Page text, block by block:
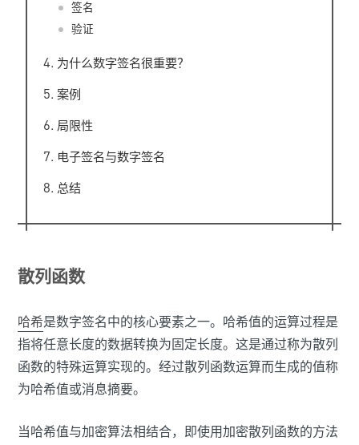
签名
验证
为什么数字签名很重要？
案例
局限性
电子签名与数字签名
总结
散列函数
哈希是数字签名中的核心要素之一。哈希值的运算过程是
指将任意长度的数据转换为固定长度。这是通过称为散列
函数的特殊运算实现的。经过散列函数运算而生成的值称
为哈希值或消息摘要。
当哈希值与加密算法相结合，即使用加密散列函数的方法